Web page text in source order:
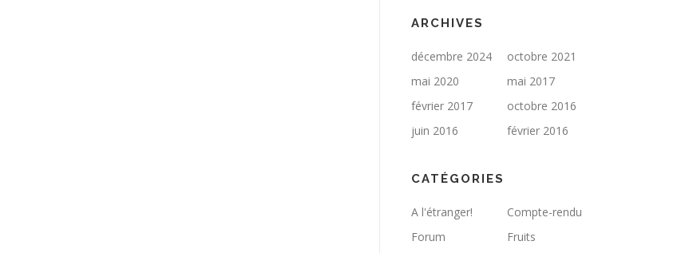
ARCHIVES
décembre 2024
octobre 2021
mai 2020
mai 2017
février 2017
octobre 2016
juin 2016
février 2016
CATÉGORIES
A l'étranger!
Compte-rendu
Forum
Fruits